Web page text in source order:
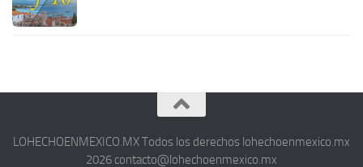
LOHECHOENMEXICO.MX Todos los derechos lohechoenmexico.mx
2026 contacto@lohechoenmexico.mx